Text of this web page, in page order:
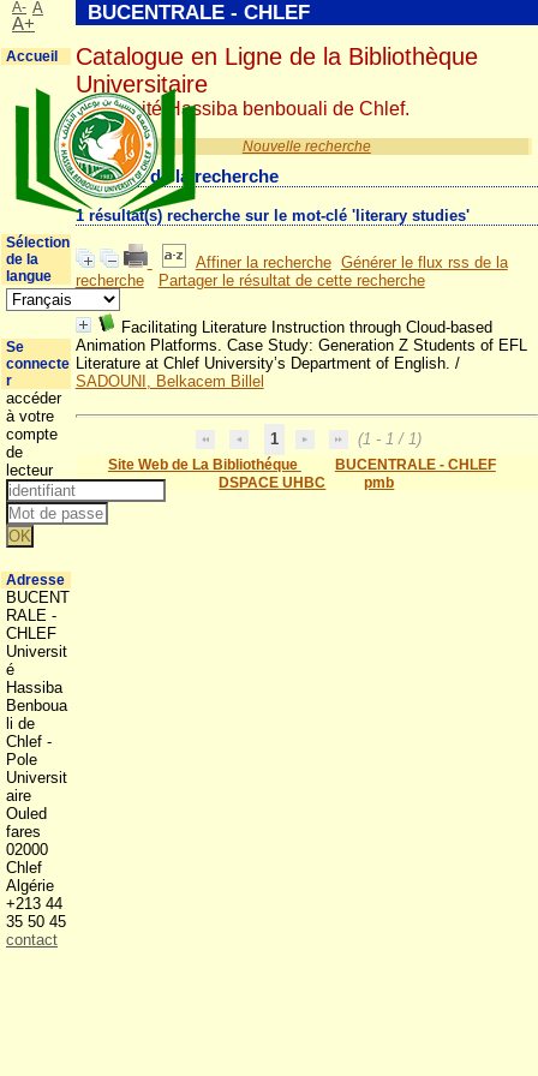
Nouvelle recherche
Résultat de la recherche
1 résultat(s) recherche sur le mot-clé 'literary studies'
Affiner la recherche Générer le flux rss de la
recherche
Partager le résultat de cette recherche
Facilitating Literature Instruction through Cloud-based
Animation Platforms. Case Study: Generation Z Students of EFL
Literature at Chlef University’s Department of English. /
SADOUNI, Belkacem Billel
1 (1 - 1 / 1)
Site Web de La Bibliothéque
BUCENTRALE - CHLEF
DSPACE UHBC
pmb
BUCENTRALE - CHLEF
Catalogue en Ligne de la Bibliothèque
Universitaire
Université Hassiba benbouali de Chlef.
A- A
A+
Accueil
Sélection
de la
langue
Se
connecte
r
accéder
à votre
compte
de
lecteur
Adresse
BUCENT
RALE -
CHLEF
Universit
é
Hassiba
Benboua
li de
Chlef -
Pole
Universit
aire
Ouled
fares
02000
Chlef
Algérie
+213 44
35 50 45
contact